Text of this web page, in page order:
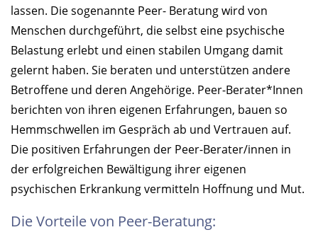
lassen. Die sogenannte Peer- Beratung wird von
Menschen durchgeführt, die selbst eine psychische
Belastung erlebt und einen stabilen Umgang damit
gelernt haben. Sie beraten und unterstützen andere
Betroffene und deren Angehörige. Peer-Berater*Innen
berichten von ihren eigenen Erfahrungen, bauen so
Hemmschwellen im Gespräch ab und Vertrauen auf.
Die positiven Erfahrungen der Peer-Berater/innen in
der erfolgreichen Bewältigung ihrer eigenen
psychischen Erkrankung vermitteln Hoffnung und Mut.
Die Vorteile von Peer-Beratung: